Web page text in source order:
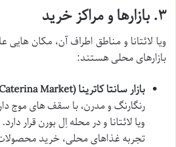
۳. بازارها و مراکز خرید
ویا لائتانا و مناطق اطراف آن، مکان هایی
بازارهای محلی هستند:
بازار سانتا کاترینا (Santa Caterina Market)
رنگارنگ و مدرن، با سقف های موج
ویا لائتانا و در محله اِل بورن قرار
تجربه غذاهای محلی، خرید محصولات